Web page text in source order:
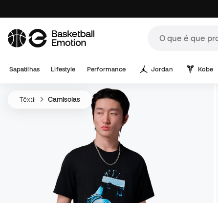
Sapatilhas Lifestyle Performance Jordan Kobe
Têxtil Camisolas